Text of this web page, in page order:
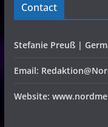
Contact
Stefanie Preuß |
Email:
Website: